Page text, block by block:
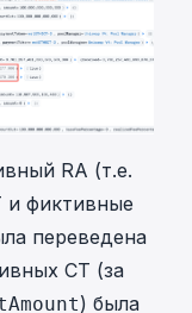
RA (т.е.
и фиктивные
переведена
CT (за
) была